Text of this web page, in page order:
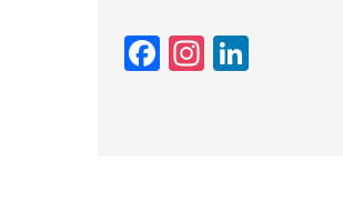
Facebook
Instagram